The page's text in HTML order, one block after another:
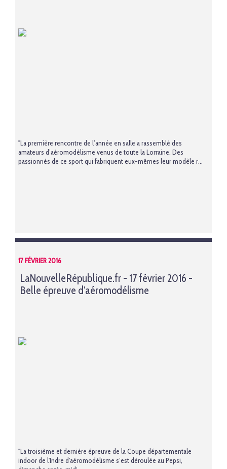
"La première rencontre de l’année en salle a rassemblé des
amateurs d’aéromodélisme venus de toute la Lorraine. Des
passionnés de ce sport qui fabriquent eux-mêmes leur modèle r...
17 FÉVRIER 2016
LaNouvelleRépublique.fr - 17 février 2016 -
Belle épreuve d'aéromodélisme
"La troisième et dernière épreuve de la Coupe départementale
indoor de l'Indre d'aéromodélisme s’est déroulée au Pepsi,